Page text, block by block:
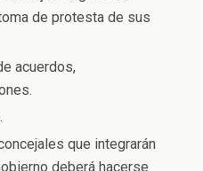
de protesta de sus
acuerdos,
que integrarán
deberá hacerse